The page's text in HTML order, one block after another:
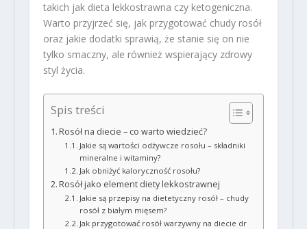
takich jak dieta lekkostrawna czy ketogeniczna.
Warto przyjrzeć się, jak przygotować chudy rosół
oraz jakie dodatki sprawią, że stanie się on nie
tylko smaczny, ale również wspierający zdrowy
styl życia.
Spis treści
Rosół na diecie – co warto wiedzieć?
Jakie są wartości odżywcze rosołu – składniki
mineralne i witaminy?
Jak obniżyć kaloryczność rosołu?
Rosół jako element diety lekkostrawnej
Jakie są przepisy na dietetyczny rosół – chudy
rosół z białym mięsem?
Jak przygotować rosół warzywny na diecie dr